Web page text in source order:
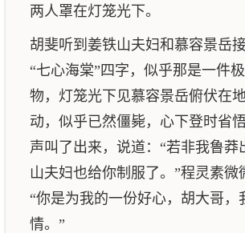
两人罩在灯笼光下。
胡斐听到姜铁山夫妇和慕容景岳
“七心海棠”四字，似乎那是一件
物，灯笼光下见慕容景岳俯伏在
动，似乎已然僵毙，心下登时省
声叫了出来，说道：“若非我鲁莽
山夫妇也给你制服了。”程灵素微
“你是为我的一份好心，胡大哥，
情。”